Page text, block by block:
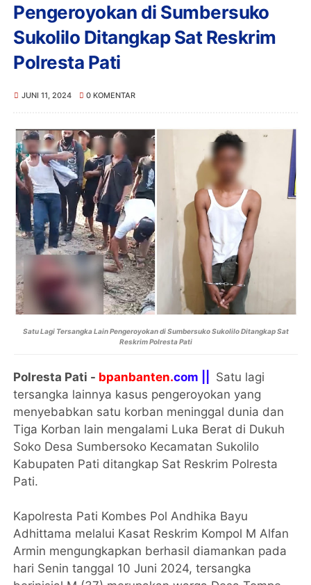
Pengeroyokan di Sumbersuko
Sukolilo Ditangkap Sat Reskrim
Polresta Pati
JUNI 11, 2024 0 KOMENTAR
Satu Lagi Tersangka Lain Pengeroyokan di Sumbersuko Sukolilo Ditangkap Sat
Reskrim Polresta Pati
Polresta Pati - bpanbanten.com ||
Satu lagi
tersangka lainnya kasus pengeroyokan yang
menyebabkan satu korban meninggal dunia dan
Tiga Korban lain mengalami Luka Berat di Dukuh
Soko Desa Sumbersoko Kecamatan Sukolilo
Kabupaten Pati ditangkap Sat Reskrim Polresta
Pati.
Kapolresta Pati Kombes Pol Andhika Bayu
Adhittama melalui Kasat Reskrim Kompol M Alfan
Armin mengungkapkan berhasil diamankan pada
hari Senin tanggal 10 Juni 2024, tersangka